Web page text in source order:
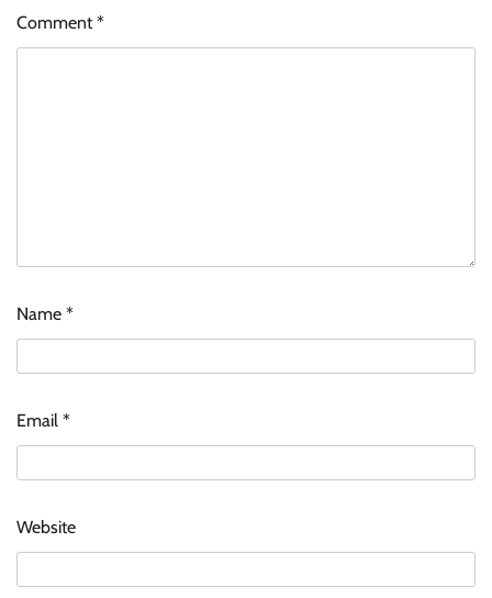
Comment*
Name *
Email *
Website